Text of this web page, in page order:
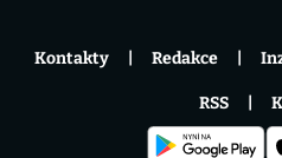
Kontakty Redakce
RSS